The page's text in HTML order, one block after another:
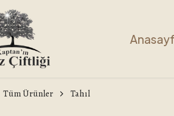
Tüm Ürünler Tahıl